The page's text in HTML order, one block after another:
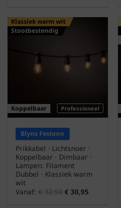
Professioneel
Klassiek warm wit
Stootbestendig
Koppelbaar
Blynx Festoon
Prikkabel · Lichtsnoer ·
Koppelbaar · Dimbaar ·
Lampen: Filament
Dubbel · Klassiek warm
wit
Vanaf:€32,50 € 30,95